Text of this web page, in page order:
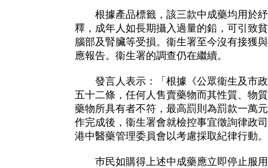
根據產品標籤，該三款中成藥均用於紓
釋，成年人如長期攝入過量的鉛，可引致
腦部及腎臟等受損。衞生署至今沒有接獲
應報告。衞生署的調查仍在繼續。
發言人表示：「根據《公眾衞生及市政
五十二條，任何人售賣藥物而其性質、物
藥物所具有者不符，最高罰則為罰款一萬
作完成後，衞生署會就檢控事宜徵詢律政
港中醫藥管理委員會以考慮採取紀律行
巿民如購得上述中成藥應立即停止服用